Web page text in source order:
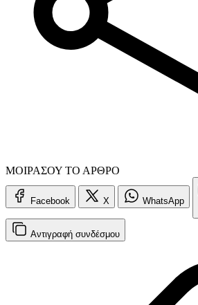
ΜΟΙΡΑΣΟΥ ΤΟ ΑΡΘΡΟ
Facebook X
WhatsApp
Αντιγραφή συνδέσμου